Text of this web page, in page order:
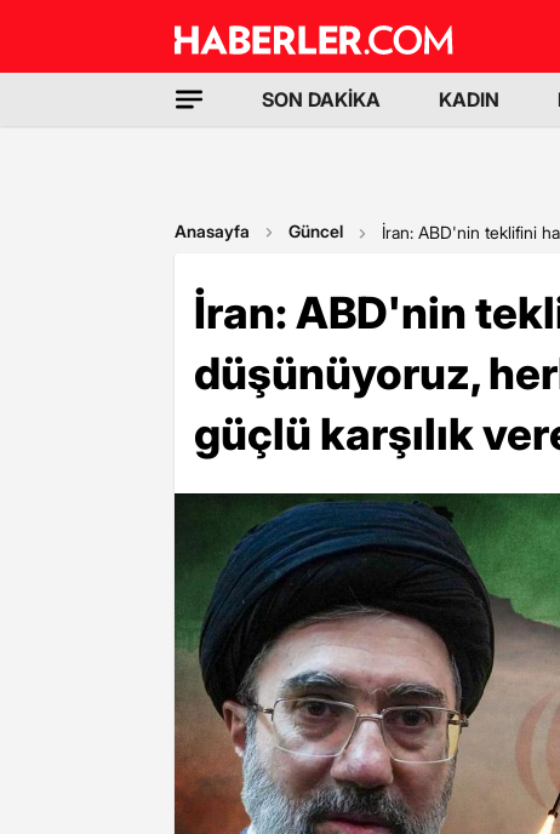
SON DAKİKA KADIN
Anasayfa Güncel İran: ABD'nin teklifini
İran: ABD'nin
düşünüyoruz,
güçlü karşılık